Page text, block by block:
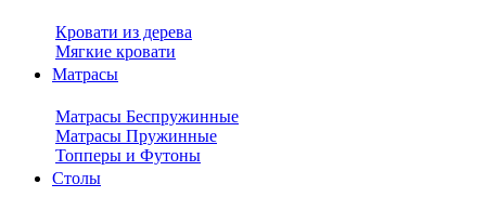
Кровати из дерева
Мягкие кровати
Матрасы
Матрасы Беспружинные
Матрасы Пружинные
Топперы и Футоны
Столы